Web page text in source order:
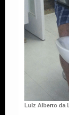
Luiz Alberto da